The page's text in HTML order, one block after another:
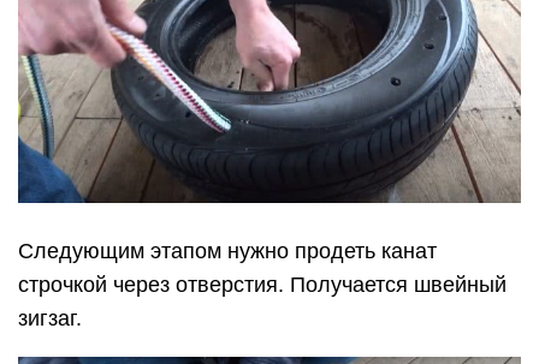
Следующим этапом нужно продеть канат
строчкой через отверстия. Получается швейный
зигзаг.